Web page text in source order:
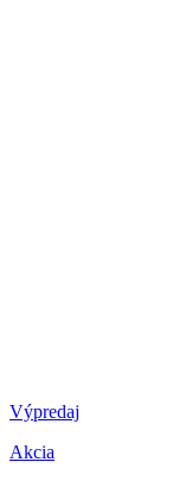
Výpredaj
Akcia